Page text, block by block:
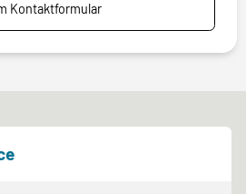
Kontaktformular